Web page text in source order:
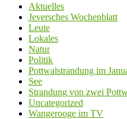
Aktuelles
Jeversches Wochenblatt
Leute
Lokales
Natur
Politik
Pottwalstrandung im
See
Strandung von zwei
Uncategorized
Wangerooge im TV